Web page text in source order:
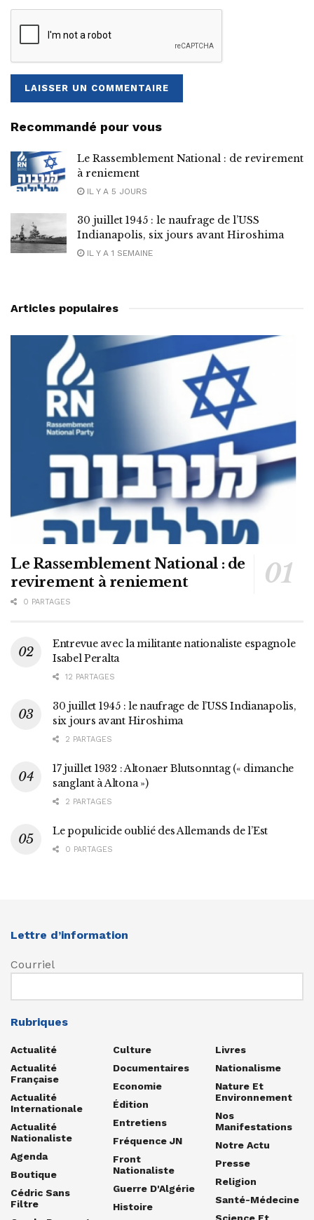
Recommandé pour vous
Le Rassemblement National : de revirement
à reniement
IL Y A 5 JOURS
30 juillet 1945 : le naufrage de l’USS
Indianapolis, six jours avant Hiroshima
IL Y A 1 SEMAINE
Articles populaires
Le Rassemblement National : de
revirement à reniement
0 PARTAGES
Entrevue avec la militante nationaliste espagnole
Isabel Peralta
12 PARTAGES
30 juillet 1945 : le naufrage de l’USS Indianapolis,
six jours avant Hiroshima
2 PARTAGES
17 juillet 1932 : Altonaer Blutsonntag (« dimanche
sanglant à Altona »)
2 PARTAGES
Le populicide oublié des Allemands de l’Est
0 PARTAGES
Lettre d’information
Courriel
Rubriques
Actualité
Actualité
Française
Actualité
Internationale
Actualité
Nationaliste
Agenda
Boutique
Cédric Sans
Filtre
Culture
Documentaires
Economie
Édition
Entretiens
Fréquence JN
Front
Nationaliste
Guerre D'Algérie
Histoire
Livres
Nationalisme
Nature Et
Environnement
Nos
Manifestations
Notre Actu
Presse
Religion
Santé-Médecine